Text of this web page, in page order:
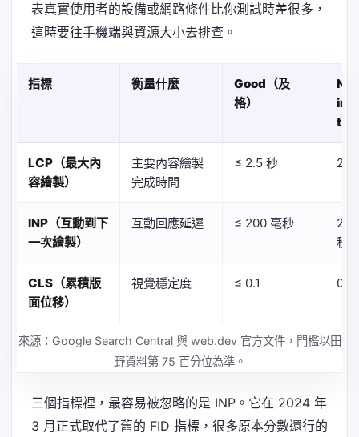
表真實使用者的設備或網路條件比你測試時差很多，
這時要往手機端與資源大小去排查。
指標 衡量什麼
Good（及
格）
t（
LCP（最大內
容繪製）
主要內容繪製
完成時間
≤ 2.5 秒 2.5
INP（互動到下
一次繪製）
互動回應延遲 ≤ 200 毫秒
秒
CLS（累積版
面位移）
視覺穩定度 ≤ 0.1 0.1
來源：Google Search Central 與 web.dev 官方文件，門檻以田
野資料第 75 百分位為準。
三個指標裡，最容易被忽略的是 INP。它在 2024 年
3 月正式取代了舊的 FID 指標，很多原本分數還行的